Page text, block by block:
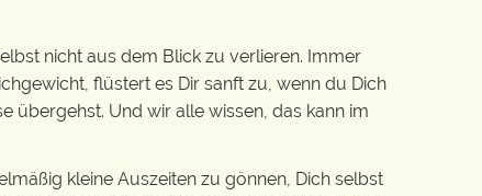
nicht aus dem Blick zu verlieren. Immer
flüstert es Dir sanft zu, wenn du Dich
übergehst. Und wir alle wissen, das kann im
kleine Auszeiten zu gönnen, Dich selbst